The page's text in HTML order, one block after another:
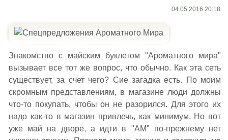
04.05.2016 20:18
Знакомство с майским буклетом "Ароматного мира"
вызывает все тот же вопрос, что обычно. Как эта сеть
существует, за счет чего? Сие загадка есть. По моим
скромным представлениям, в магазине люди должны
что-то покупать, чтобы он не разорился. Для этого их
надо как-то в магазин привлечь, как минимум. Но вот
уже май на дворе, а идти в "АМ" по-прежнему нет